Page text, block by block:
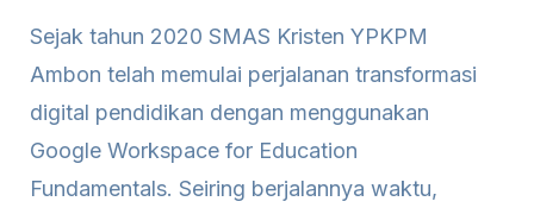
Sejak tahun 2020 SMAS Kristen YPKPM
Ambon telah memulai perjalanan transformasi
digital pendidikan dengan menggunakan
Google Workspace for Education
Fundamentals. Seiring berjalannya waktu,